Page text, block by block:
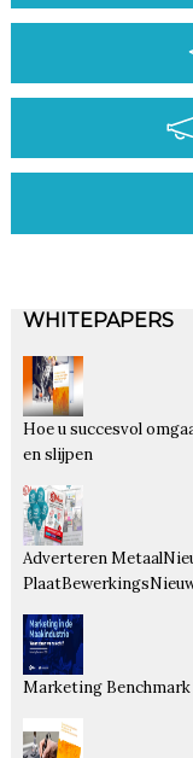
WHITEPAPERS
Hoe u succesvol
en slijpen
Adverteren
Marketing Benchmark